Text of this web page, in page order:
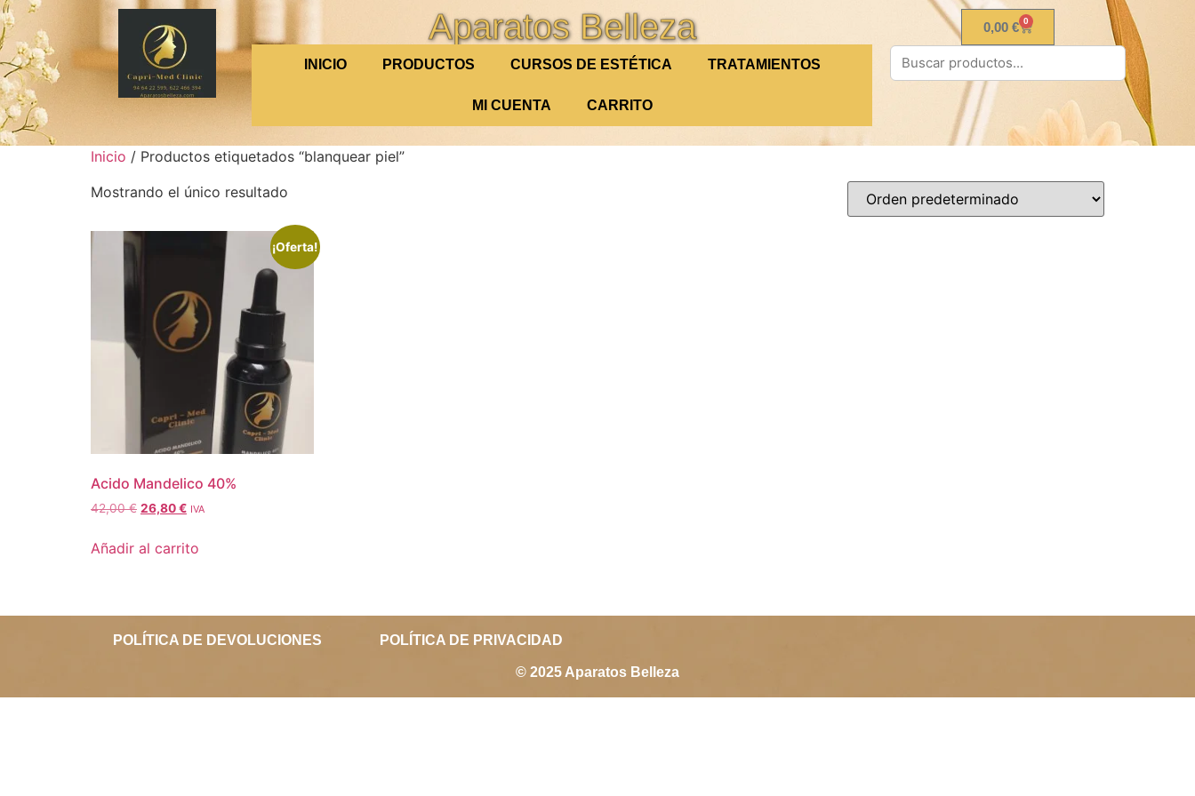
Aparatos Belleza
INICIO PRODUCTOS CURSOS DE ESTÉTICA TRATAMIENTOS
MI CUENTA CARRITO
0,00€ 0
Inicio / Productos etiquetados “blanquear piel”
Mostrando el único resultado
¡Oferta!
Acido Mandelico 40%
42,00€ 26,80€ IVA
Añadir al carrito
POLÍTICA DE DEVOLUCIONES POLÍTICA DE PRIVACIDAD
© 2025 Aparatos Belleza